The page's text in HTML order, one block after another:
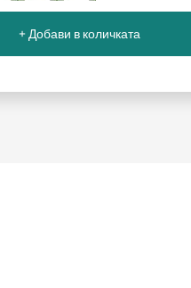
+ Добави в количката